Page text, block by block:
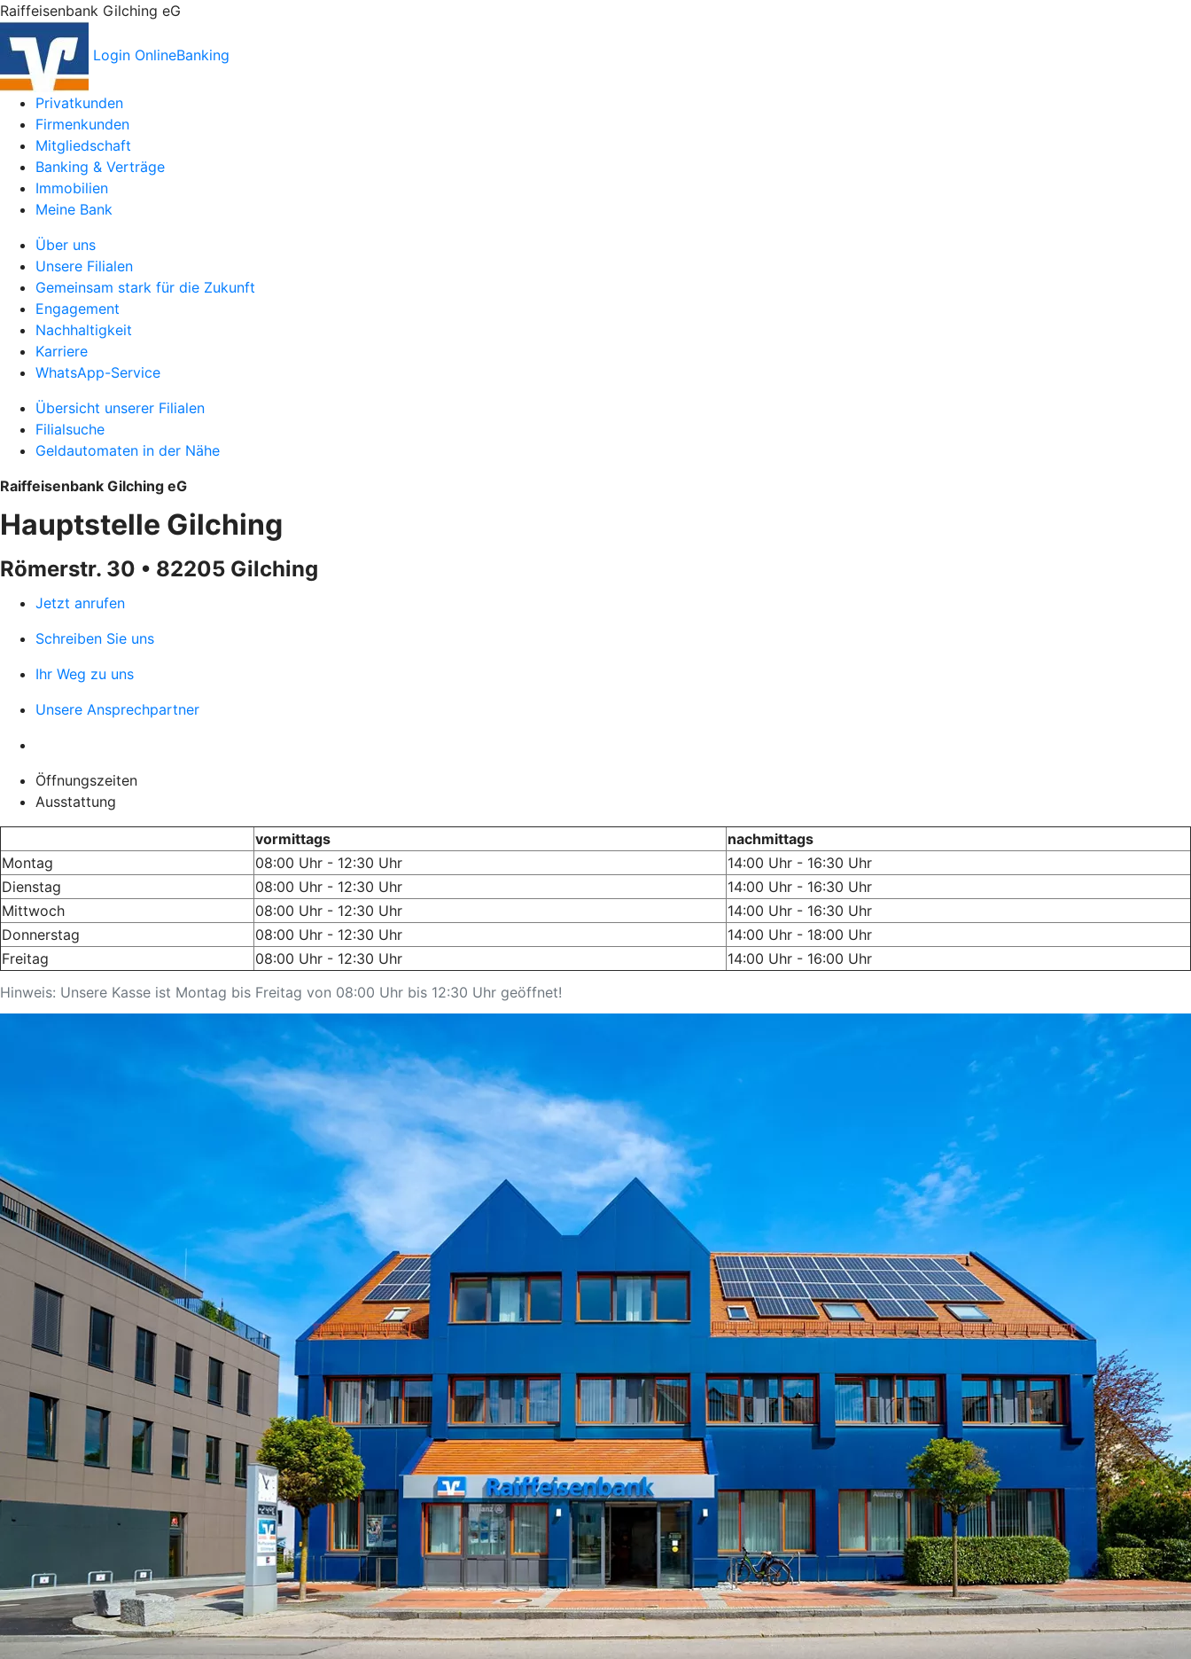
Raiffeisenbank Gilching eG
Login OnlineBanking
Privatkunden
Firmenkunden
Mitgliedschaft
Banking & Verträge
Immobilien
Meine Bank
Über uns
Unsere Filialen
Gemeinsam stark für die Zukunft
Engagement
Nachhaltigkeit
Karriere
WhatsApp-Service
Übersicht unserer Filialen
Filialsuche
Geldautomaten in der Nähe
Raiffeisenbank Gilching eG
Hauptstelle Gilching
Römerstr. 30 • 82205 Gilching
Jetzt anrufen
Schreiben Sie uns
Ihr Weg zu uns
Unsere Ansprechpartner
Öffnungszeiten
Ausstattung
Hinweis: Unsere Kasse ist Montag bis Freitag von 08:00 Uhr bis 12:30 Uhr geöffnet!
vormittags
nachmittags
Montag
08:00 Uhr - 12:30 Uhr
14:00 Uhr - 16:30 Uhr
Dienstag
08:00 Uhr - 12:30 Uhr
14:00 Uhr - 16:30 Uhr
Mittwoch
08:00 Uhr - 12:30 Uhr
14:00 Uhr - 16:30 Uhr
Donnerstag
08:00 Uhr - 12:30 Uhr
14:00 Uhr - 18:00 Uhr
Freitag
08:00 Uhr - 12:30 Uhr 14:00 Uhr - 16:00 Uhr